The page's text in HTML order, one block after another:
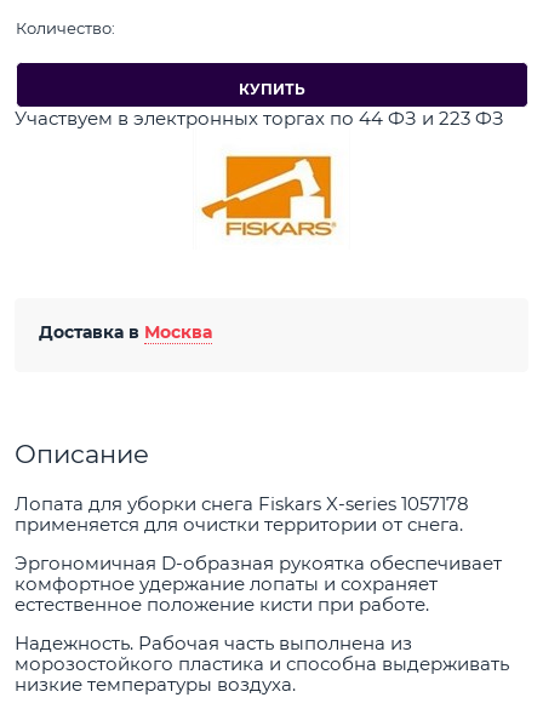
Количество:
КУПИТЬ
Участвуем в электронных торгах по 44 ФЗ и 223 ФЗ
Доставка в Москва
Описание
Лопата для уборки снега Fiskars X-series 1057178
применяется для очистки территории от снега.
Эргономичная D-образная рукоятка обеспечивает
комфортное удержание лопаты и сохраняет
естественное положение кисти при работе.
Надежность. Рабочая часть выполнена из
морозостойкого пластика и способна выдерживать
низкие температуры воздуха.